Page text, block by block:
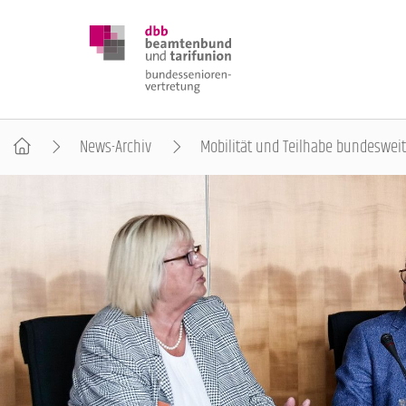
POSITIONEN
VERANSTALTUNGEN
PUBLIKATIONEN
News-Archiv Mobilität und Teilhabe